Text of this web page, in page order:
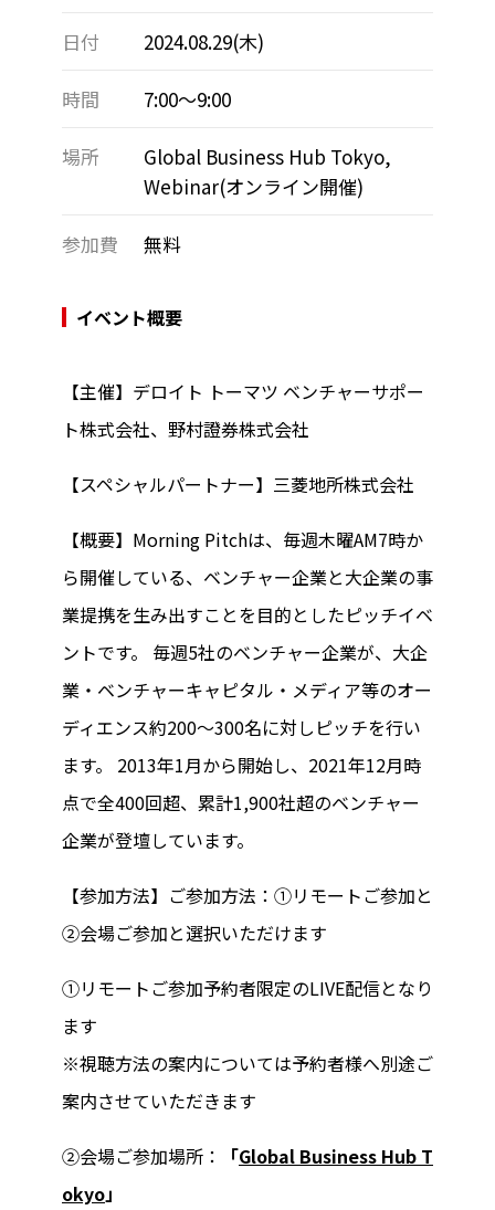
日付 2024.08.29(木)
時間 7:00～9:00
場所
Global Business Hub Tokyo,
Webinar(オンライン開催)
参加費 無料
イベント概要
【主催】デロイト トーマツ ベンチャーサポー
ト株式会社、野村證券株式会社
【スペシャルパートナー】三菱地所株式会社
【概要】Morning Pitchは、毎週木曜AM7時か
ら開催している、ベンチャー企業と大企業の事
業提携を生み出すことを目的としたピッチイベ
ントです。 毎週5社のベンチャー企業が、大企
業・ベンチャーキャピタル・メディア等のオー
ディエンス約200～300名に対しピッチを行い
ます。 2013年1月から開始し、2021年12月時
点で全400回超、累計1,900社超のベンチャー
企業が登壇しています。
【参加方法】ご参加方法：①リモートご参加と
②会場ご参加と選択いただけます
①リモートご参加予約者限定のLIVE配信となり
ます
※視聴方法の案内については予約者様へ別途ご
案内させていただきます
②会場ご参加場所： 「Global Business Hub T
okyo」